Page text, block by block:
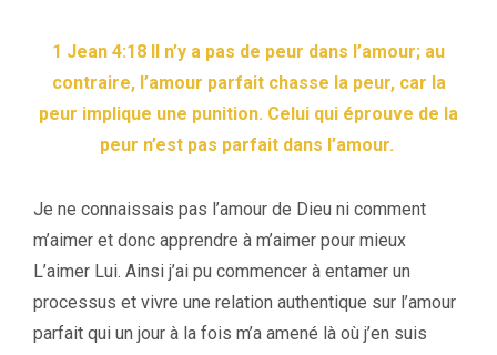
1 Jean 4:18 Il n’y a pas de peur dans l’amour; au
contraire, l’amour parfait chasse la peur, car la
peur implique une punition. Celui qui éprouve de la
peur n’est pas parfait dans l’amour.
Je ne connaissais pas l’amour de Dieu ni comment
m’aimer et donc apprendre à m’aimer pour mieux
L’aimer Lui. Ainsi j’ai pu commencer à entamer un
processus et vivre une relation authentique sur l’amour
parfait qui un jour à la fois m’a amené là où j’en suis